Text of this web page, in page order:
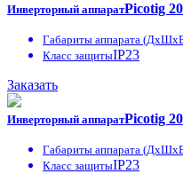
Инверторный аппаратPicotig
Габариты аппарата
Класс защитыIP23
Заказать
Инверторный аппаратPicotig
Габариты аппарата
Класс защитыIP23